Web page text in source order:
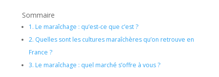
Sommaire
1. Le maraîchage : qu’est-ce que c’est ?
2. Quelles sont les cultures maraîchères qu’on retrouve en
France ?
3. Le maraîchage : quel marché s’offre à vous ?